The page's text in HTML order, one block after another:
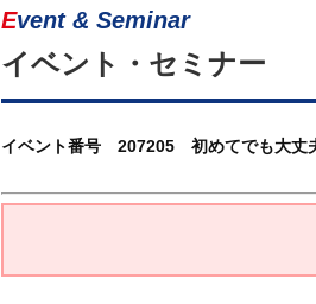
Event & Seminar
イベント・セミナー
イベント番号 207205 初めてでも大丈夫